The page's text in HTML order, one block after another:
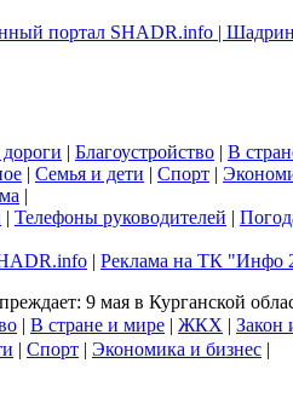
| Благоустройство | В
| Семья и дети | Спорт |
|
| Телефоны руководителей |
| Реклама на ТК "Инфо
9 мая в Курганской
| В стране и мире | ЖКХ | Закон
| Спорт | Экономика и бизнес |